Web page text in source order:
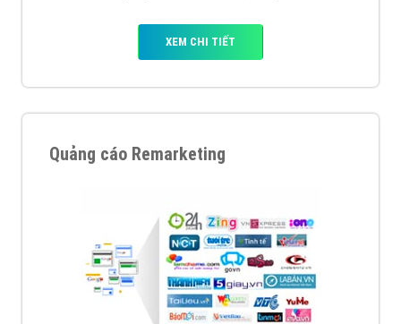
XEM CHI TIẾT
Quảng cáo Remarketing